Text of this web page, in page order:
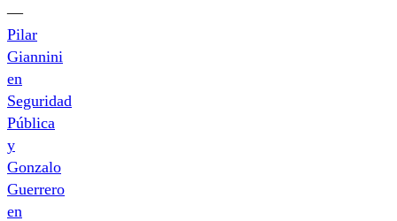
—
Pilar
Giannini
en
Seguridad
Pública
y
Gonzalo
Guerrero
en